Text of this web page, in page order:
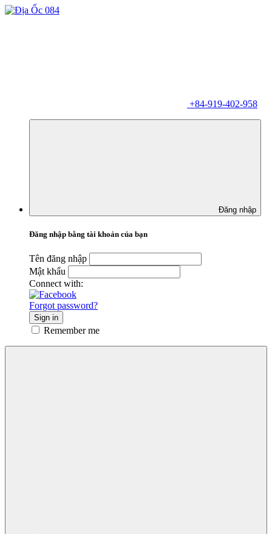
+84-919-402-958
Đăng nhập
Đăng nhập bằng tài khoản của bạn
Tên đăng nhập
Mật khẩu
Connect with:
Forgot password?
Sign in
Remember me